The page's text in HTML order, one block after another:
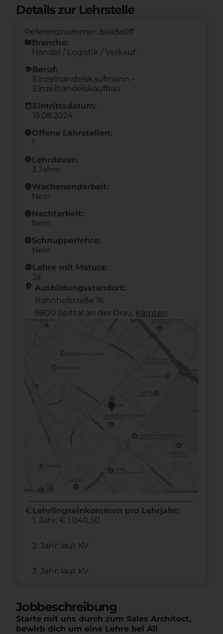
Details zur Lehrstelle
Referenznummer: baa8a0ff
folderBranche:
Handel / Logistik / Verkauf
schoolBeruf:
Einzelhandelskaufmann -
Einzelhandelskauffrau
calendar_month Eintrittsdatum:
15.08.2024
scheduleOffene Lehrstellen:
1
scheduleLehrdauer:
3 Jahre
infoWochenendarbeit:
Nein
infoNachtarbeit:
Nein
infoSchnupperlehre:
Nein
new_releasesLehre mit Matura:
Ja
location_on Ausbildungsstandort:
Bahnhofstraße 16
9800 Spittal an der Drau, Kärnten
euro Lehrlingseinkommen pro Lehrjahr:
1. Jahr: € 1.040,50
2. Jahr: laut KV
3. Jahr: laut KV
Jobbeschreibung
Starte mit uns durch zum Sales Architect,
bewirb dich um eine Lehre bei A1!